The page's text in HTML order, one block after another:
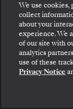
reflejan los
Suba a bordo:
servicios
segura su
We use
collect
about your
experience. We
of our site with
analytics
use of these
Privacy Notice